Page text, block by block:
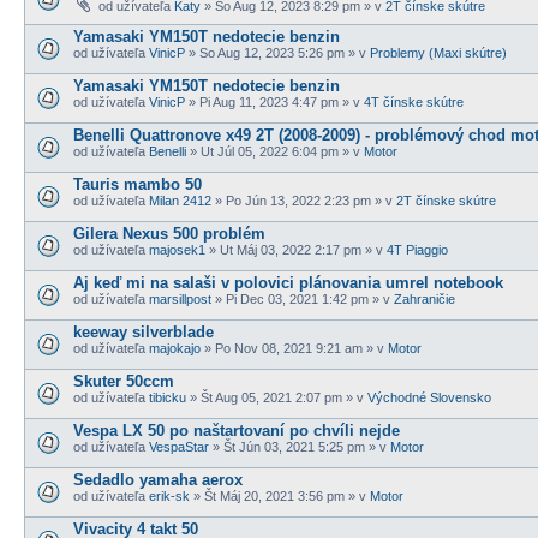
od užívateľa Katy » So Aug 12, 2023 8:29 pm » v 2T čínske skútre
Yamasaki YM150T nedotecie benzin
od užívateľa VinicP » So Aug 12, 2023 5:26 pm » v Problemy (Maxi skútre)
Yamasaki YM150T nedotecie benzin
od užívateľa VinicP » Pi Aug 11, 2023 4:47 pm » v 4T čínske skútre
Benelli Quattronove x49 2T (2008-2009) - problémový chod
od užívateľa Benelli » Ut Júl 05, 2022 6:04 pm » v Motor
Tauris mambo 50
od užívateľa Milan 2412 » Po Jún 13, 2022 2:23 pm » v 2T čínske skútre
Gilera Nexus 500 problém
od užívateľa majosek1 » Ut Máj 03, 2022 2:17 pm » v 4T Piaggio
Aj keď mi na salaši v polovici plánovania umrel notebook
od užívateľa marsillpost » Pi Dec 03, 2021 1:42 pm » v Zahraničie
keeway silverblade
od užívateľa majokajo » Po Nov 08, 2021 9:21 am » v Motor
Skuter 50ccm
od užívateľa tibicku » Št Aug 05, 2021 2:07 pm » v Východné Slovensko
Vespa LX 50 po naštartovaní po chvíli nejde
od užívateľa VespaStar » Št Jún 03, 2021 5:25 pm » v Motor
Sedadlo yamaha aerox
od užívateľa erik-sk » Št Máj 20, 2021 3:56 pm » v Motor
Vivacity 4 takt 50